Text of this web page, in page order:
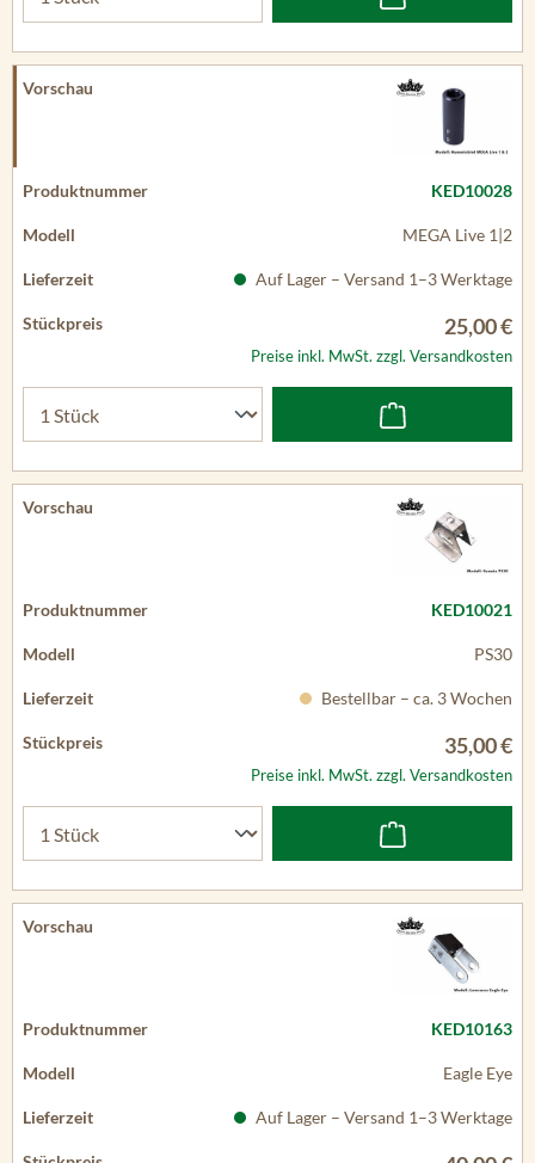
KED10028
MEGA Live 1|2
Auf Lager – Versand 1–3 Werktage
25,00 €
Preise inkl. MwSt. zzgl. Versandkosten
KED10021
PS30
Bestellbar – ca. 3 Wochen
35,00 €
Preise inkl. MwSt. zzgl. Versandkosten
KED10163
Eagle Eye
Auf Lager – Versand 1–3 Werktage